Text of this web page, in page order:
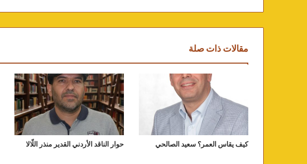
مقالات ذات صلة
كيف يقاس العمر؟ سعيد الصالحي حوار الناقد الأردني القدير منذر اللّالا